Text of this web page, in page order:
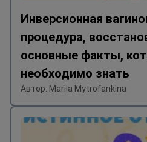
Инверсионная
процедура,
основные факты,
необходимо знать
Автор: Mariia Mytrofankina